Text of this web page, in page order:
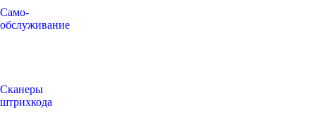
Само-
обслуживание
Сканеры
штрихкода